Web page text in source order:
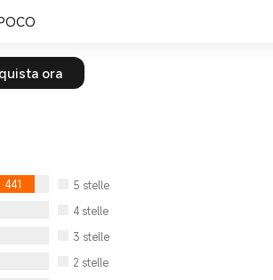
ora
441 5 stelle
4 stelle
3 stelle
2 stelle